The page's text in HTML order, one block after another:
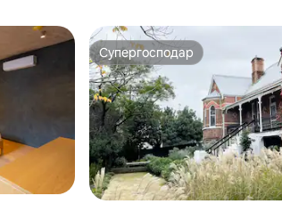
Супергосподар
Супергосподар